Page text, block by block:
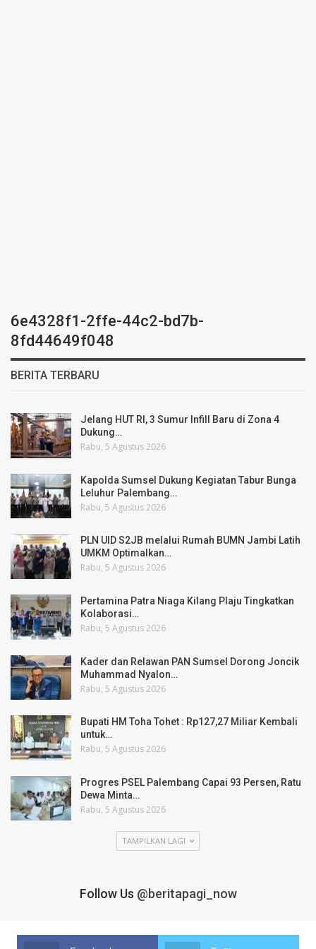
6e4328f1-2ffe-44c2-bd7b-
8fd44649f048
BERITA TERBARU
Jelang HUT RI, 3 Sumur Infill Baru di Zona 4
Dukung…
Rabu, 5 Agustus 2026
Kapolda Sumsel Dukung Kegiatan Tabur Bunga
Leluhur Palembang…
Rabu, 5 Agustus 2026
PLN UID S2JB melalui Rumah BUMN Jambi Latih
UMKM Optimalkan…
Rabu, 5 Agustus 2026
Pertamina Patra Niaga Kilang Plaju Tingkatkan
Kolaborasi…
Rabu, 5 Agustus 2026
Kader dan Relawan PAN Sumsel Dorong Joncik
Muhammad Nyalon…
Rabu, 5 Agustus 2026
Bupati HM Toha Tohet : Rp127,27 Miliar Kembali
untuk…
Rabu, 5 Agustus 2026
Progres PSEL Palembang Capai 93 Persen, Ratu
Dewa Minta…
Rabu, 5 Agustus 2026
TAMPILKAN LAGI
Follow Us @beritapagi_now